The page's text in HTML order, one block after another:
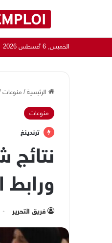
الخميس, 6 أغسطس 2026
الرئيسية/ منوعات
منوعات
ترندينغ
ورابط
فريق التحرير